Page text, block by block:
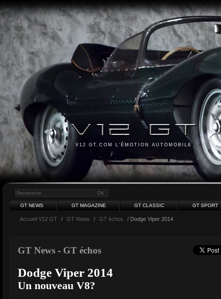
V12 GT.COM L'ÉMOTION AUTOMOBILE
GT NEWS GT MAGAZINE GT CLASSIC GT SPORT
Accueil V12 GT / GT News / GT échos / Dodge Viper 2014
GT News - GT échos
Dodge Viper 2014
Un nouveau V8?